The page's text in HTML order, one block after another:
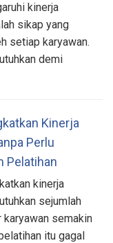
kinerja
sikap yang
setiap karyawan.
demi
Kinerja
Perlu
Pelatihan
kinerja
sejumlah
karyawan semakin
itu gagal